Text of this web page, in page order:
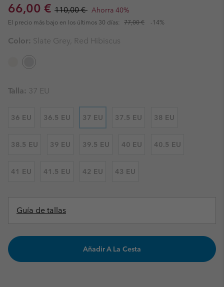
Sale price:
66,00 € Regular price:
110,00 € Ahorra 40%
El precio más bajo en los últimos 30 días: 77,00 € -14%
Color: Slate Grey, Red Hibiscus
Talla: 37 EU
36 EU 36.5 EU 37 EU 37.5 EU 38 EU
38.5 EU 39 EU 39.5 EU 40 EU 40.5 EU
41 EU 41.5 EU 42 EU 43 EU
Guía de tallas
Añadir A La Cesta